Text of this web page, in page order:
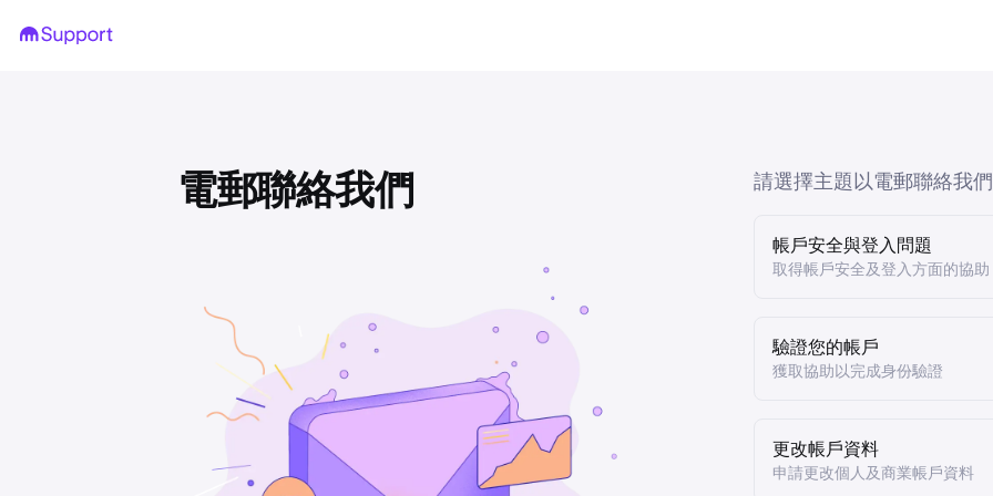
電郵聯絡我們 請選擇主題以電郵聯絡我
帳戶安全與登入問題
取得帳戶安全及登入方面的協助
驗證您的帳戶
獲取協助以完成身份驗證
更改帳戶資料
申請更改個人及商業帳戶資料